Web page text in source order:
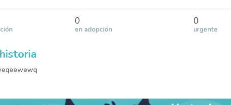
0
en adopción
0
urgente